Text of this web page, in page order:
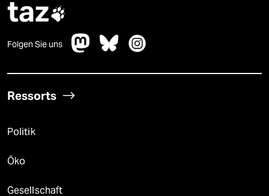
taz
Folgen Sie uns
Ressorts
Politik
Öko
Gesellschaft